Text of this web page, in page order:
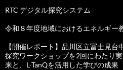
RTC デジタル探究システム
令和８年度地域におけるエネルギー
【開催レポート】品川区立冨士見台
探究ワークショップを2回にわたり
来と、L-TanQを活用した学びの成果